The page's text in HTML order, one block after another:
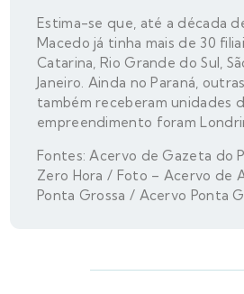
Estima-se que, até a década
Macedo já tinha mais de 30
Catarina, Rio Grande do Sul,
Janeiro. Ainda no Paraná,
também receberam unidades
empreendimento foram
Fontes: Acervo de Gazeta do
Zero Hora / Foto – Acervo de
Ponta Grossa / Acervo Ponta